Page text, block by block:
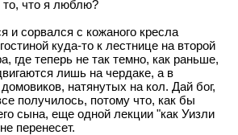
то, что я люблю?
и сорвался с кожаного кресла
куда-то к лестнице на второй
где теперь не так темно, как раньше,
лишь на чердаке, а в
натянутых на кол. Дай бог,
получилось, потому что, как бы
сына, еще одной лекции "как Уизли
перенесет.